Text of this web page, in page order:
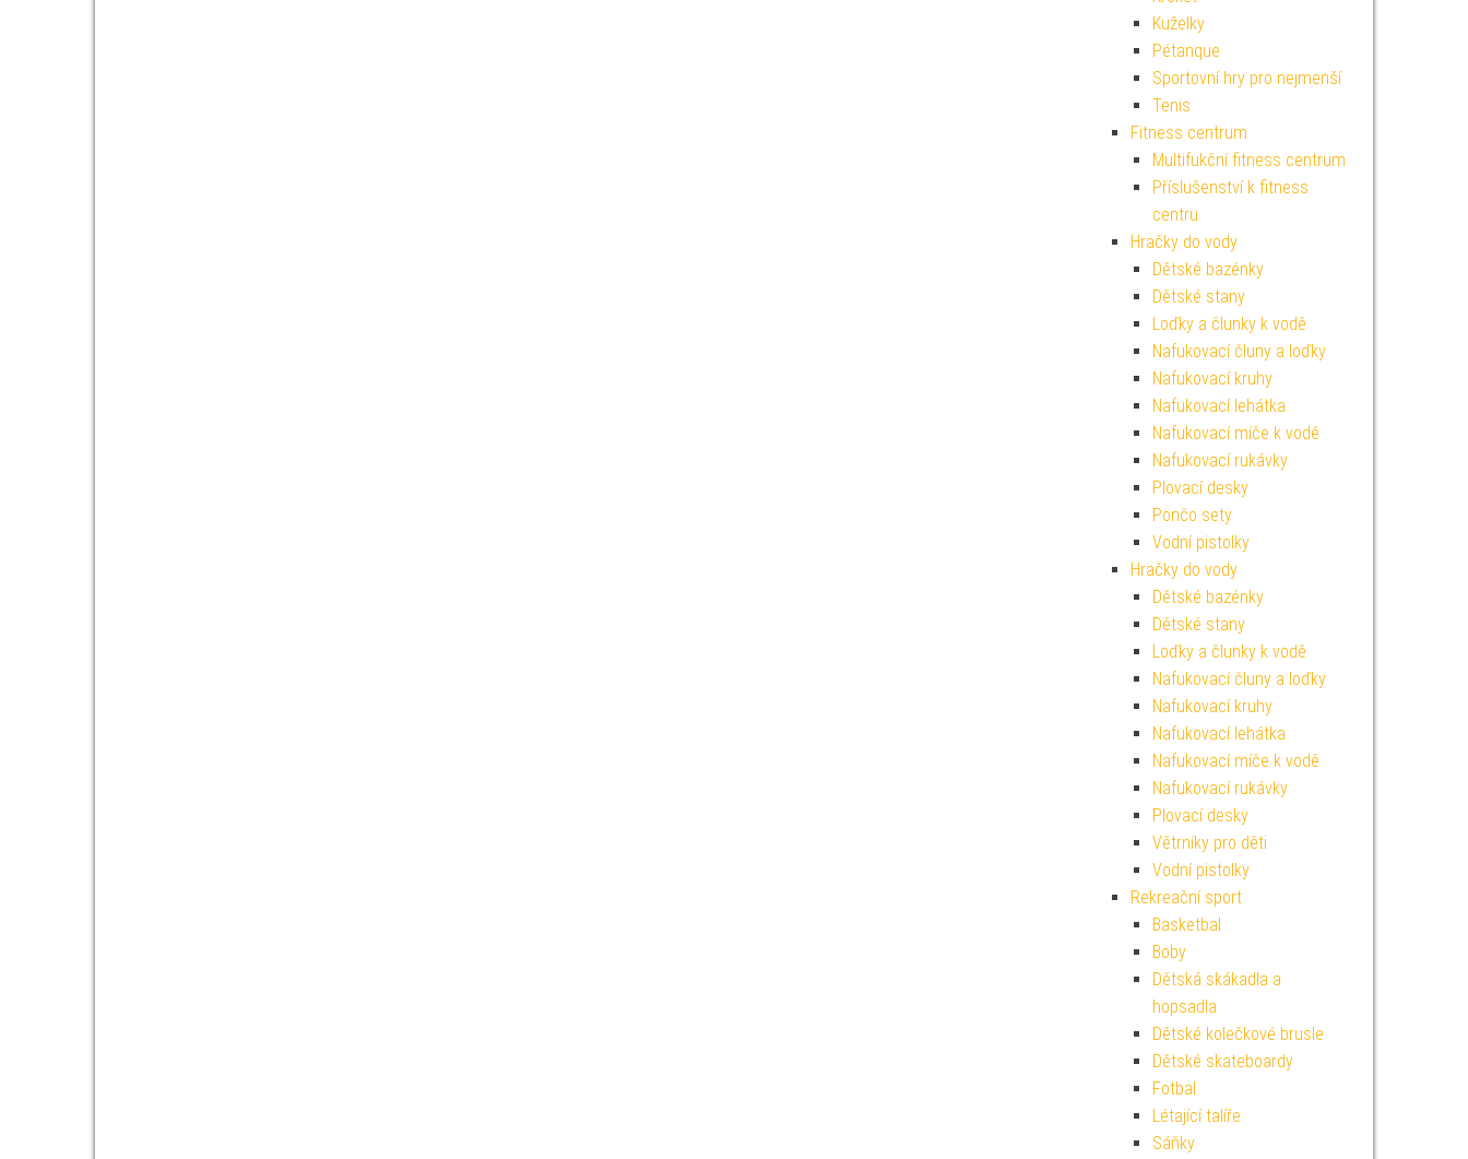
Kuželky
Pétanque
Sportovní hry pro nejmenší
Tenis
Fitness centrum
Multifukční fitness centrum
Příslušenství k fitness
centru
Hračky do vody
Dětské bazénky
Dětské stany
Loďky a člunky k vodě
Nafukovací čluny a loďky
Nafukovací kruhy
Nafukovací lehátka
Nafukovací míče k vodě
Nafukovací rukávky
Plovací desky
Pončo sety
Vodní pistolky
Hračky do vody
Dětské bazénky
Dětské stany
Loďky a člunky k vodě
Nafukovací čluny a loďky
Nafukovací kruhy
Nafukovací lehátka
Nafukovací míče k vodě
Nafukovací rukávky
Plovací desky
Větrníky pro děti
Vodní pistolky
Rekreační sport
Basketbal
Boby
Dětská skákadla a
hopsadla
Dětské kolečkové brusle
Dětské skateboardy
Fotbal
Létající talíře
Sáňky